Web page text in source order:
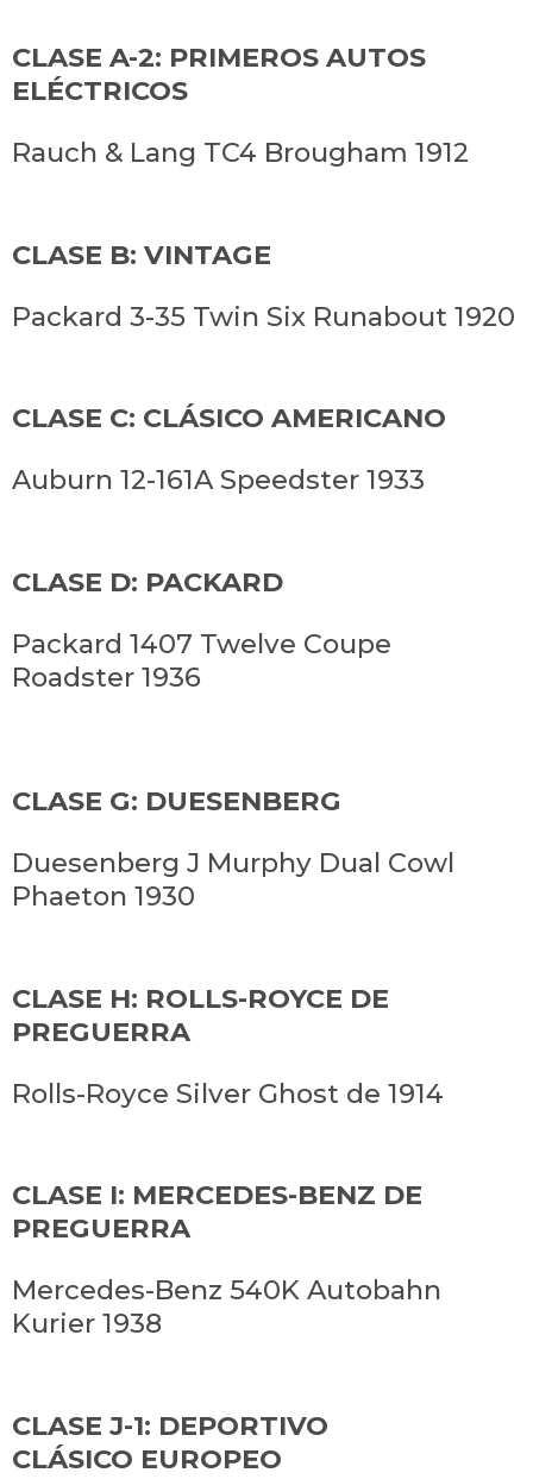
CLASE A-2: PRIMEROS AUTOS
ELÉCTRICOS
Rauch & Lang TC4 Brougham 1912
CLASE B: VINTAGE
Packard 3-35 Twin Six Runabout 1920
CLASE C: CLÁSICO AMERICANO
Auburn 12-161A Speedster 1933
CLASE D: PACKARD
Packard 1407 Twelve Coupe
Roadster 1936
CLASE G: DUESENBERG
Duesenberg J Murphy Dual Cowl
Phaeton 1930
CLASE H: ROLLS-ROYCE DE
PREGUERRA
Rolls-Royce Silver Ghost de 1914
CLASE I: MERCEDES-BENZ DE
PREGUERRA
Mercedes-Benz 540K Autobahn
Kurier 1938
CLASE J-1: DEPORTIVO
CLÁSICO EUROPEO